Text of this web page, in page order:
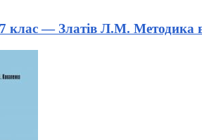
клас — Златів Л.М. Методика